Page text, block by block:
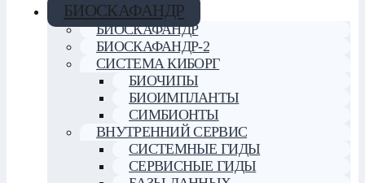
БИОСКАФАНДР
БИОСКАФАНДР
БИОСКАФАНДР-2
СИСТЕМА КИБОРГ
БИОЧИПЫ
БИОИМПЛАНТЫ
СИМБИОНТЫ
ВНУТРЕННИЙ СЕРВИС
СИСТЕМНЫЕ ГИДЫ
СЕРВИСНЫЕ ГИДЫ